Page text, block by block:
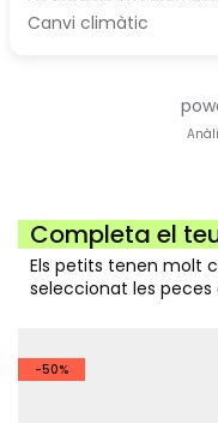
Completa el
Els petits tenen molt
seleccionat les
-50%